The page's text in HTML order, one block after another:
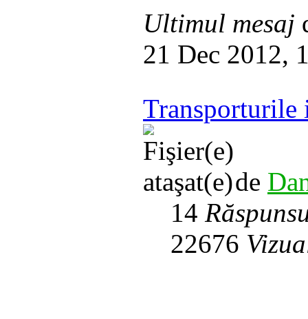
Ultimul mesaj
21 Dec 2012,
Transporturile
de
14
22676